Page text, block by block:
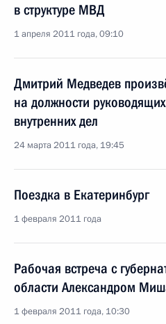
в структуре МВД
1 апреля 2011 года, 09:10
Дмитрий Медведев
на должности
внутренних дел
24 марта 2011 года, 19:45
Поездка в Екатеринбург
1 февраля 2011 года
Рабочая встреча с
области Александром
1 февраля 2011 года, 10:30